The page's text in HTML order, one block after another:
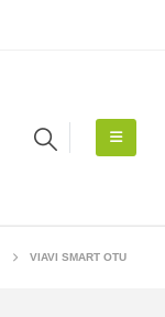
VIAVI SMART OTU